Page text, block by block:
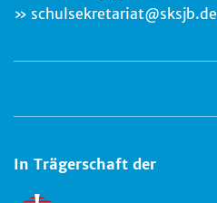
schulsekretariat@sksjb.de
In Trägerschaft der